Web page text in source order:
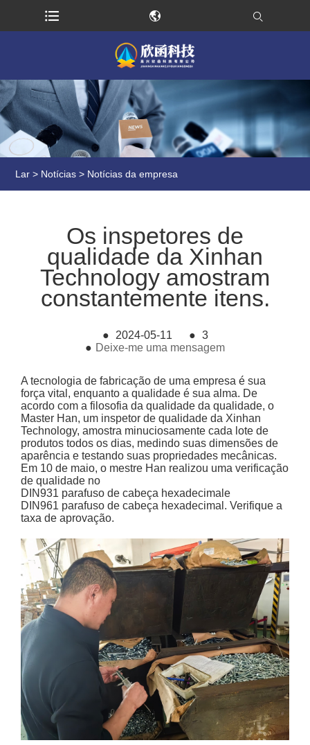
Lar > Notícias > Notícias da empresa
Os inspetores de
qualidade da Xinhan
Technology amostram
constantemente itens.
● 2024-05-11 ● 3
● Deixe-me uma mensagem
A tecnologia de fabricação de uma empresa é sua
força vital, enquanto a qualidade é sua alma. De
acordo com a filosofia da qualidade da qualidade, o
Master Han, um inspetor de qualidade da Xinhan
Technology, amostra minuciosamente cada lote de
produtos todos os dias, medindo suas dimensões de
aparência e testando suas propriedades mecânicas.
Em 10 de maio, o mestre Han realizou uma verificação
de qualidade no
DIN931 parafuso de cabeça hexadecimale
DIN961 parafuso de cabeça hexadecimal . Verifique a
taxa de aprovação.